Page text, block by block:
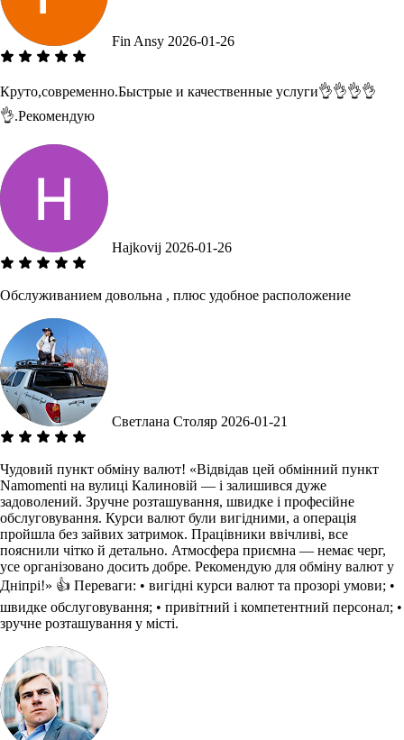
Fin Ansy 2026-01-26
Круто,современно.Быстрые и качественные услуги👌👌👌👌
👌.Рекомендую
Hajkovij 2026-01-26
Обслуживанием довольна , плюс удобное расположение
Светлана Столяр 2026-01-21
Чудовий пункт обміну валют! «Відвідав цей обмінний пункт
Namomenti на вулиці Калиновій — і залишився дуже
задоволений. Зручне розташування, швидке і професійне
обслуговування. Курси валют були вигідними, а операція
пройшла без зайвих затримок. Працівники ввічливі, все
пояснили чітко й детально. Атмосфера приємна — немає черг,
усе організовано досить добре. Рекомендую для обміну валют у
Дніпрі!» 👍 Переваги: • вигідні курси валют та прозорі умови; •
швидке обслуговування; • привітний і компетентний персонал; •
зручне розташування у місті.